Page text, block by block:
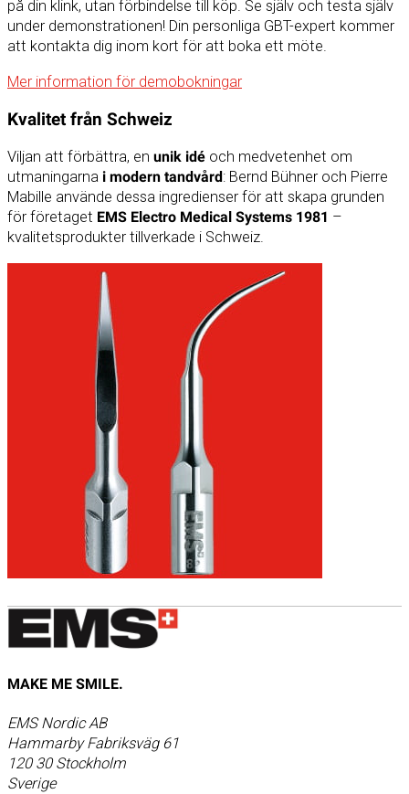
på din klink, utan förbindelse till köp. Se själv och testa själv
under demonstrationen! Din personliga GBT-expert kommer
att kontakta dig inom kort för att boka ett möte.
Mer information för demobokningar
Kvalitet från Schweiz
Viljan att förbättra, en unik idé och medvetenhet om
utmaningarna i modern tandvård : Bernd Bühner och Pierre
Mabille använde dessa ingredienser för att skapa grunden
för företaget EMS Electro Medical Systems 1981 –
kvalitetsprodukter tillverkade i Schweiz.
MAKE ME SMILE.
EMS Nordic AB
Hammarby Fabriksväg 61
120 30 Stockholm
Sverige